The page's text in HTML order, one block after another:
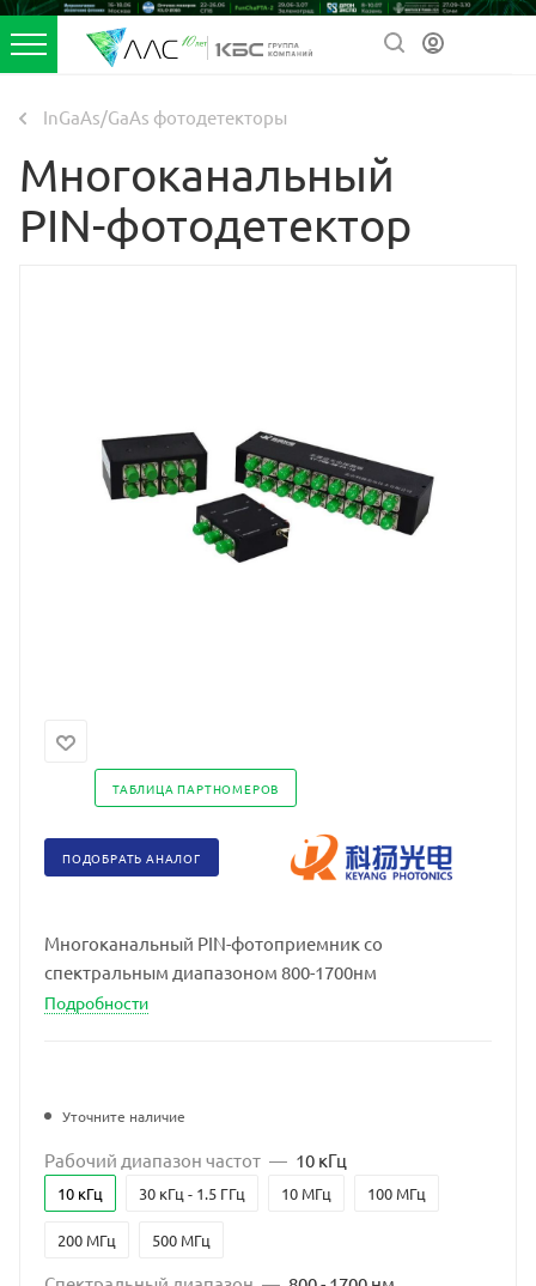
InGaAs/GaAs фотодетекторы
Многоканальный
PIN-фотодетектор
ТАБЛИЦА ПАРТНОМЕРОВ
ПОДОБРАТЬ АНАЛОГ
Многоканальный PIN-фотоприемник со
спектральным диапазоном 800-1700нм
Подробности
Уточните наличие
Рабочий диапазон частот — 10 кГц
10 кГц 30 кГц - 1.5 ГГц 10 МГц 100 МГц
200 МГц 500 МГц